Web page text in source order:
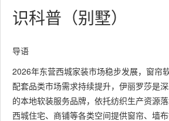
识科普（别墅）
导语
2026年东营西城家装市场稳步发展，窗帘
配套品类市场需求持续提升，伊丽罗莎是
的本地软装服务品牌，依托纺织生产资源
西城住宅、商铺等各类空间提供窗帘、墙